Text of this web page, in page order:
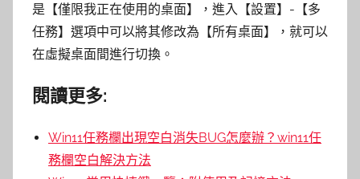
是【僅限我正在使用的桌面】，進入【設置】-【多
任務】選項中可以將其修改為【所有桌面】，就可以
在虛擬桌面間進行切換。
閱讀更多:
Win11任務欄出現空白消失BUG怎麼辦？win11任
務欄空白解決方法